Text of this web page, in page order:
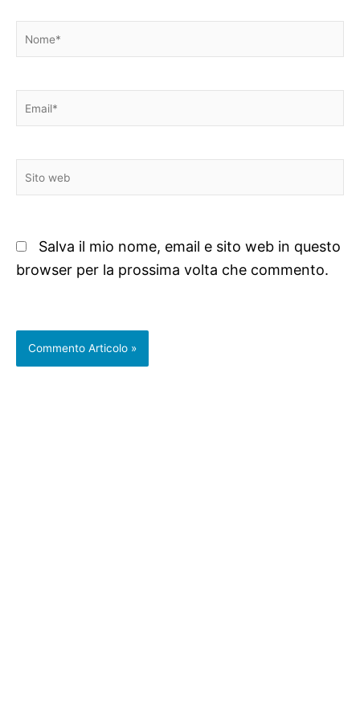
Nome*
Email*
Sito
web
Salva il mio nome, email e sito web in questo
browser per la prossima volta che commento.